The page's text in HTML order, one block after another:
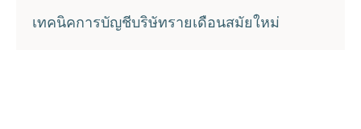
เทคนิคการบัญชีบริษัทรายเดือนสมัยใหม่